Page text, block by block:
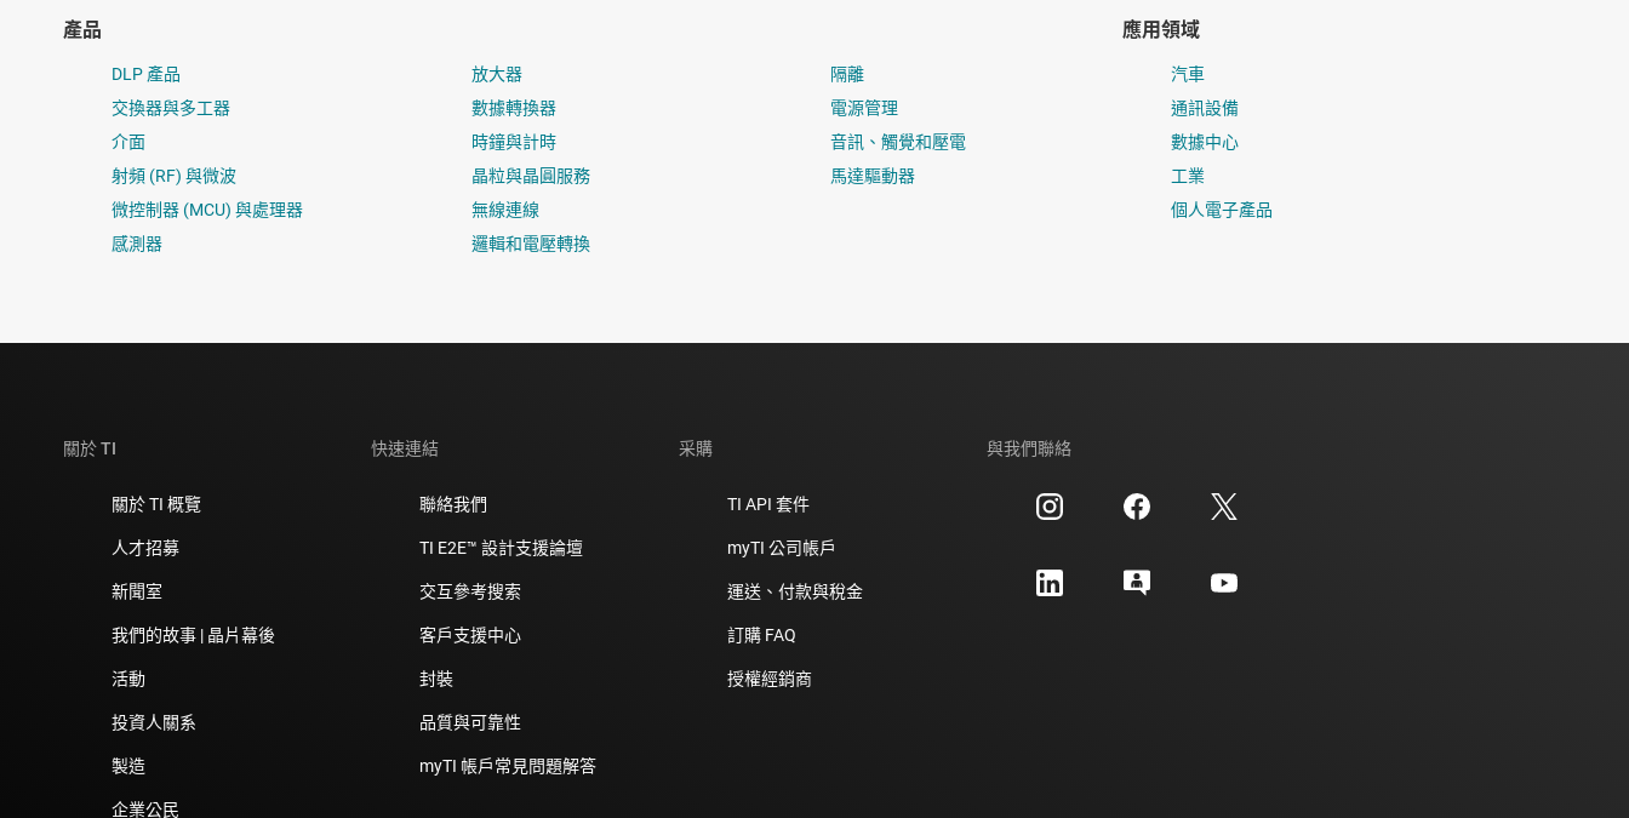
產品
DLP 產品
交換器與多工器
介面
射頻 (RF) 與微波
微控制器 (MCU) 與處理器
感測器
放大器
數據轉換器
時鐘與計時
晶粒與晶圓服務
無線連線
邏輯和電壓轉換
隔離
電源管理
音訊、觸覺和壓電
馬達驅動器
應用領域
汽車
通訊設備
數據中心
工業
個人電子產品
關於 TI
關於 TI 概覽
人才招募
新聞室
我們的故事 | 晶片幕後
活動
投資人關系
製造
企業公民
快速連結
聯絡我們
TI E2E™ 設計支援論壇
交互參考搜索
客戶支援中心
封裝
品質與可靠性
myTI 帳戶常見問題解答
采購
TI API 套件
myTI 公司帳戶
運送、付款與稅金
訂購 FAQ
授權經銷商
與我們聯絡